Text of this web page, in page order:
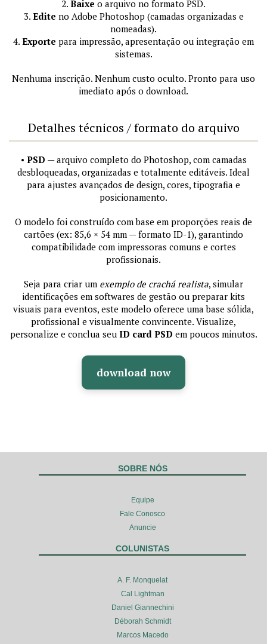
2. Baixe o arquivo no formato PSD.
3. Edite no Adobe Photoshop (camadas organizadas e
nomeadas).
4. Exporte para impressão, apresentação ou integração em
sistemas.
Nenhuma inscrição. Nenhum custo oculto. Pronto para uso
imediato após o download.
Detalhes técnicos / formato do arquivo
• PSD — arquivo completo do Photoshop, com camadas
desbloqueadas, organizadas e totalmente editáveis. Ideal
para ajustes avançados de design, cores, tipografia e
posicionamento.
O modelo foi construído com base em proporções reais de
cartões (ex: 85,6 × 54 mm — formato ID-1), garantindo
compatibilidade com impressoras comuns e cortes
profissionais.
Seja para criar um exemplo de crachá realista, simular
identificações em softwares de gestão ou preparar kits
visuais para eventos, este modelo oferece uma base sólida,
profissional e visualmente convincente. Visualize,
personalize e conclua seu ID card PSD em poucos minutos.
download now
SOBRE NÓS
Equipe
Fale Conosco
Anuncie
COLUNISTAS
A. F. Monquelat
Cal Lightman
Daniel Giannechini
Déborah Schmidt
Marcos Macedo